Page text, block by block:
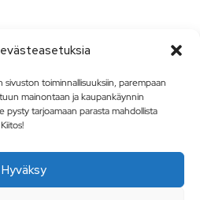
toiminnallisuuksiin, parempaan
mainontaan ja kaupankäynnin
pysty tarjoamaan parasta mahdollista
Hyväksy